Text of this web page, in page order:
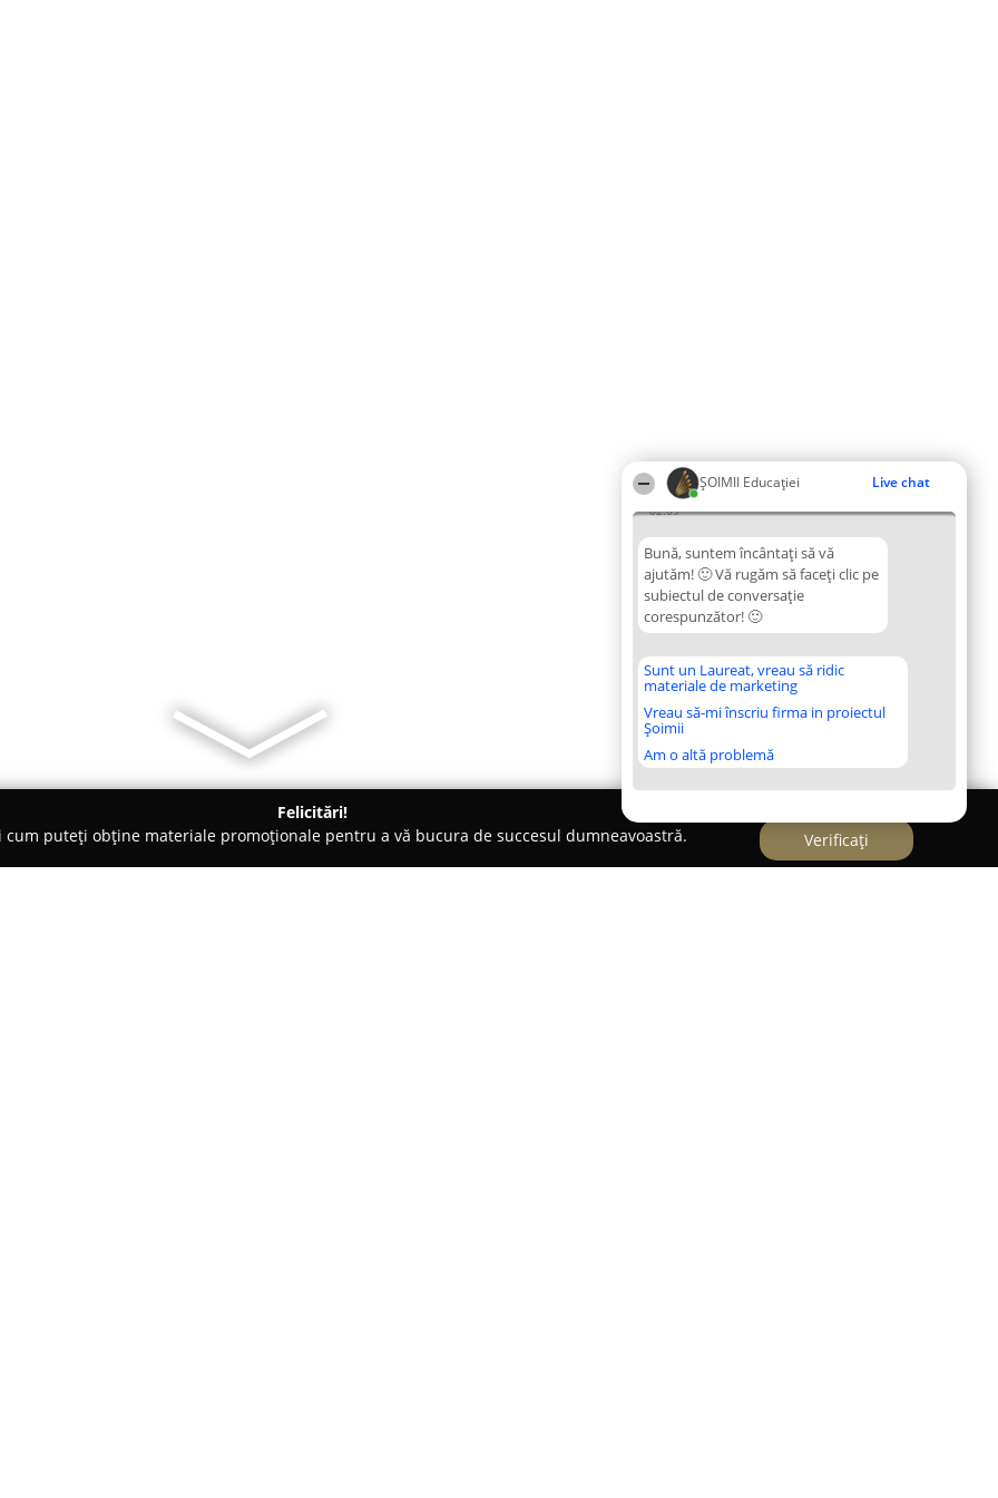
ȘOIMII Educației Live chat
02:09
Bună, suntem încântați să vă
ajutăm! 🙂 Vă rugăm să faceți clic pe
subiectul de conversație
corespunzător! 🙂
Sunt un Laureat, vreau să ridic
materiale de marketing
Vreau să-mi înscriu firma in proiectul
Șoimii
Am o altă problemă
Felicitări!
cum puteți obține materiale promoționale pentru a vă bucura de succesul dumneavoastră.
Verificați